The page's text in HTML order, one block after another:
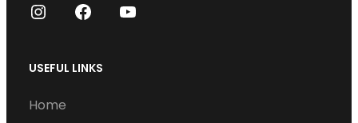
a
c
USEFUL LINKS
Home